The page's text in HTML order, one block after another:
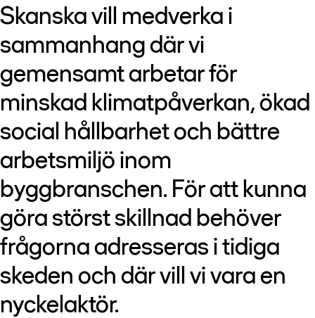
Skanska vill medverka i
sammanhang där vi
gemensamt arbetar för
minskad klimatpåverkan, ökad
social hållbarhet och bättre
arbetsmiljö inom
byggbranschen. För att kunna
göra störst skillnad behöver
frågorna adresseras i tidiga
skeden och där vill vi vara en
nyckelaktör.